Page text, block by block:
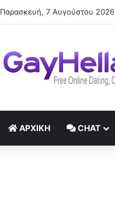
Παρασκευή, 7 Αυγούστου 2026
ΑΡΧΙΚΉ CHAT